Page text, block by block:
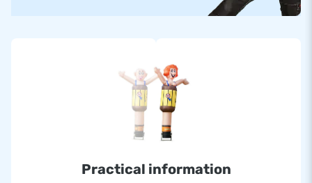
Practical information